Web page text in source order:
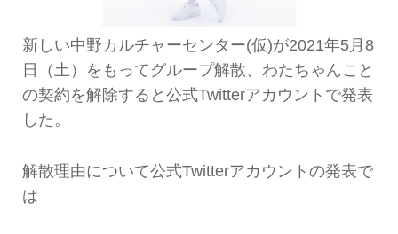
新しい中野カルチャーセンター(仮)が2021年5月8
日（土）をもってグループ解散、わたちゃんこと
の契約を解除すると公式Twitterアカウントで発表
した。
解散理由について公式Twitterアカウントの発表で
は